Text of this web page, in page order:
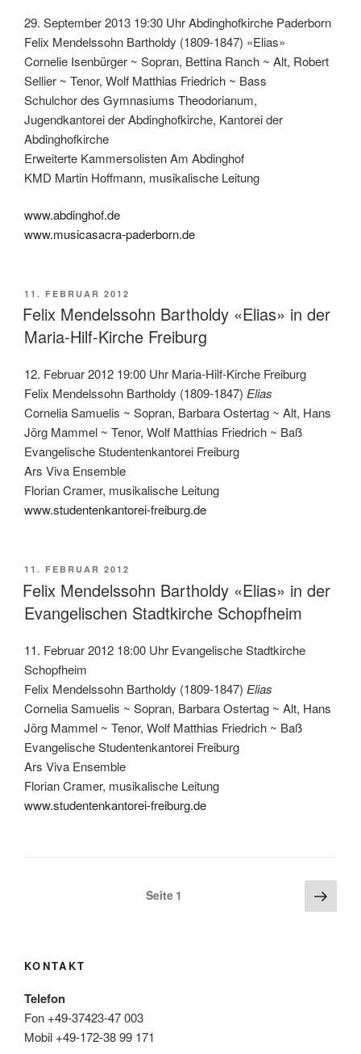
29. September 2013 19:30 Uhr Abdinghofkirche Paderborn
Felix Mendelssohn Bartholdy (1809-1847) «Elias»
Cornelie Isenbürger ~ Sopran, Bettina Ranch ~ Alt, Robert
Sellier ~ Tenor, Wolf Matthias Friedrich ~ Bass
Schulchor des Gymnasiums Theodorianum,
Jugendkantorei der Abdinghofkirche, Kantorei der
Abdinghofkirche
Erweiterte Kammersolisten Am Abdinghof
KMD Martin Hoffmann, musikalische Leitung
www.abdinghof.de
www.musicasacra-paderborn.de
VERÖFFENTLICHT
AM
11. FEBRUAR 2012
Felix Mendelssohn Bartholdy «Elias» in der
Maria-Hilf-Kirche Freiburg
12. Februar 2012 19:00 Uhr Maria-Hilf-Kirche Freiburg
Felix Mendelssohn Bartholdy (1809-1847) Elias
Cornelia Samuelis ~ Sopran, Barbara Ostertag ~ Alt, Hans
Jörg Mammel ~ Tenor, Wolf Matthias Friedrich ~ Baß
Evangelische Studentenkantorei Freiburg
Ars Viva Ensemble
Florian Cramer, musikalische Leitung
www.studentenkantorei-freiburg.de
VERÖFFENTLICHT
AM
11. FEBRUAR 2012
Felix Mendelssohn Bartholdy «Elias» in der
Evangelischen Stadtkirche Schopfheim
11. Februar 2012 18:00 Uhr Evangelische Stadtkirche
Schopfheim
Felix Mendelssohn Bartholdy (1809-1847) Elias
Cornelia Samuelis ~ Sopran, Barbara Ostertag ~ Alt, Hans
Jörg Mammel ~ Tenor, Wolf Matthias Friedrich ~ Baß
Evangelische Studentenkantorei Freiburg
Ars Viva Ensemble
Florian Cramer, musikalische Leitung
www.studentenkantorei-freiburg.de
Seitennummerierung
Seite 1
Seite
KONTAKT
Telefon
Fon +49-37423-47 003
Mobil +49-172-38 99 171